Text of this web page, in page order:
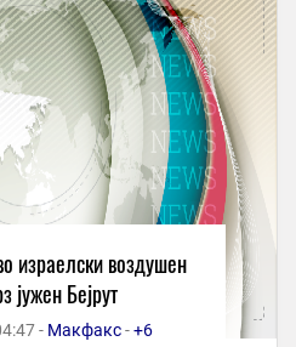
израелски воздушен
јужен Бејрут
- Макфакс-+6